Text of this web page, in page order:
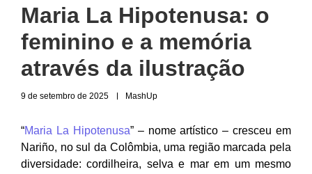
Maria La Hipotenusa: o
feminino e a memória
através da ilustração
9 de setembro de 2025 MashUp
“Maria La Hipotenusa” – nome artístico – cresceu em
Nariño, no sul da Colômbia, uma região marcada pela
diversidade: cordilheira, selva e mar em um mesmo